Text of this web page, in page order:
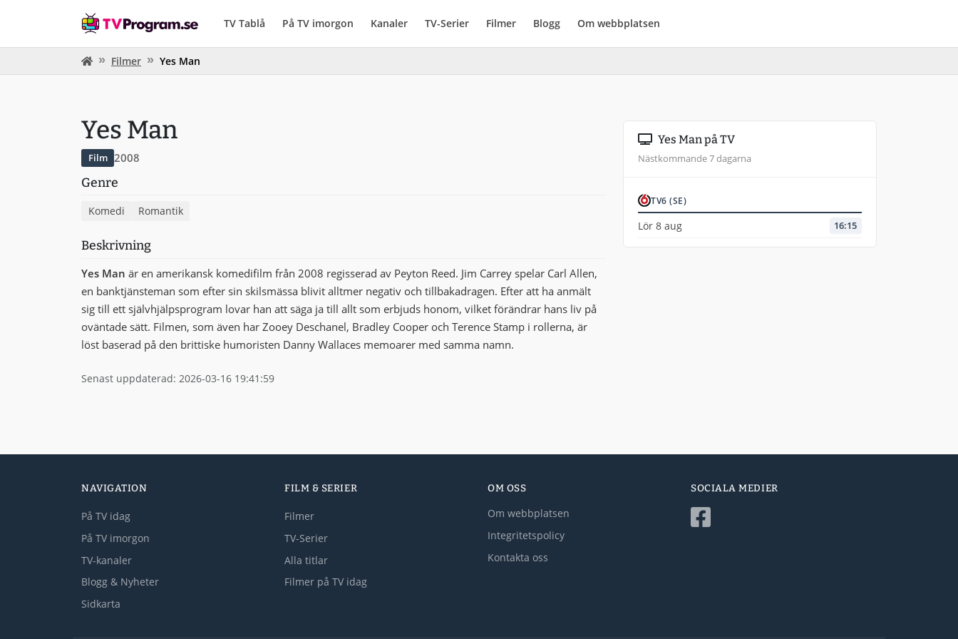
TV Tablå På TV imorgon Kanaler TV-Serier Filmer Blogg Om webbplatsen
Filmer Yes Man
Yes Man
Film 2008
Genre
Komedi Romantik
Beskrivning
Yes Man är en amerikansk komedifilm från 2008 regisserad av Peyton Reed. Jim Carrey spelar Carl Allen,
en banktjänsteman som efter sin skilsmässa blivit alltmer negativ och tillbakadragen. Efter att ha anmält
sig till ett självhjälpsprogram lovar han att säga ja till allt som erbjuds honom, vilket förändrar hans liv på
oväntade sätt. Filmen, som även har Zooey Deschanel, Bradley Cooper och Terence Stamp i rollerna, är
löst baserad på den brittiske humoristen Danny Wallaces memoarer med samma namn.
Senast uppdaterad: 2026-03-16 19:41:59
Yes Man på TV
Nästkommande 7 dagarna
TV6 (SE)
Lör 8 aug 16:15
NAVIGATION
På TV idag
På TV imorgon
TV-kanaler
Blogg & Nyheter
Sidkarta
FILM & SERIER
Filmer
TV-Serier
Alla titlar
Filmer på TV idag
OM OSS
Om webbplatsen
Integritetspolicy
Kontakta oss
SOCIALA MEDIER